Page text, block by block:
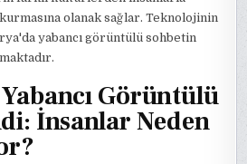
olanak sağlar. Teknolojinin
yabancı görüntülü sohbetin
Görüntülü
İnsanlar Neden